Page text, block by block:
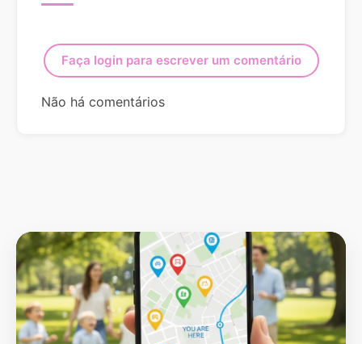
Faça login para escrever um comentário
Não há comentários